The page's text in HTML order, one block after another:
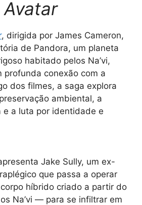
Avatar
, dirigida por James Cameron,
de Pandora, um planeta
habitado pelos Na’vi,
profunda conexão com a
dos filmes, a saga explora
ambiental, a
e a luta por identidade e
Jake Sully, um ex-
que passa a operar
híbrido criado a partir do
Na’vi — para se infiltrar em